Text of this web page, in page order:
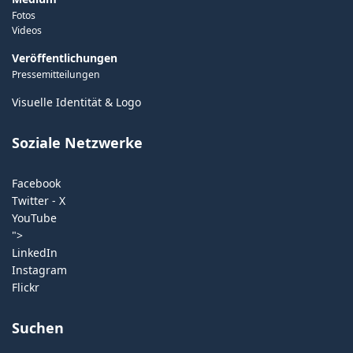
Fotos
Videos
Veröffentlichungen
Pressemitteilungen
Visuelle Identität & Logo
Soziale Netzwerke
Facebook
Twitter - X
YouTube
">
LinkedIn
Instagram
Flickr
Suchen